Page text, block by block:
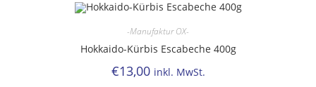
-Manufaktur OX-
Hokkaido-Kürbis Escabeche 400g
€13,00 inkl. MwSt.